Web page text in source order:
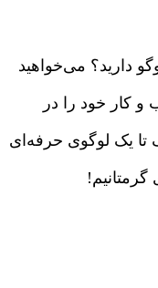
دارید؟ می‌خواهید
کار خود را در
تا یک لوگوی حرفه‌ای